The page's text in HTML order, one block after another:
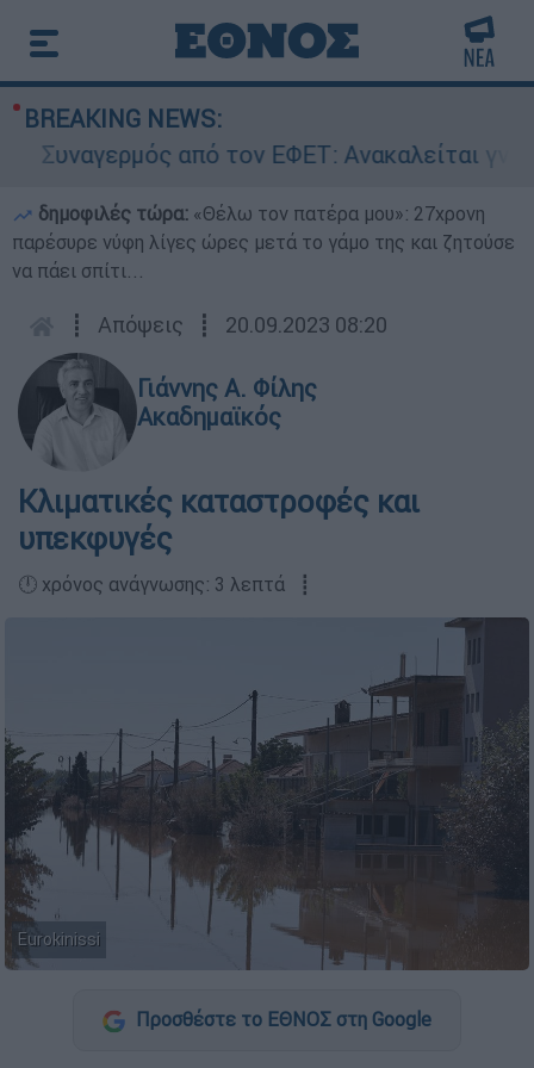
BREAKING NEWS:
από τον ΕΦΕΤ: Ανακαλείται
δημοφιλές τώρα: «Θέλω τον πατέρα μου»: 27χρονη
παρέσυρε νύφη λίγες ώρες μετά το γάμο της και ζητούσε
να πάει σπίτι...
┋ Απόψεις ┋ 20.09.2023 08:20
Γιάννης Α. Φίλης
Ακαδημαϊκός
Κλιματικές καταστροφές και
υπεκφυγές
🕛 χρόνος ανάγνωσης: 3 λεπτά ┋
Eurokinissi
Προσθέστε το ΕΘΝΟΣ στη Google